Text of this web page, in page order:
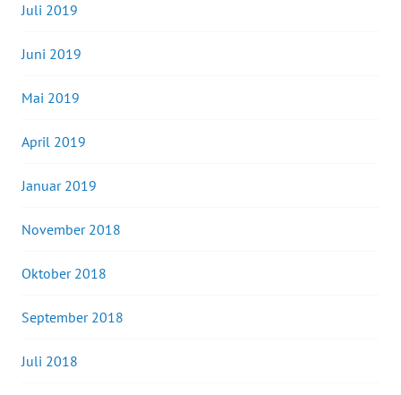
Juli 2019
Juni 2019
Mai 2019
April 2019
Januar 2019
November 2018
Oktober 2018
September 2018
Juli 2018